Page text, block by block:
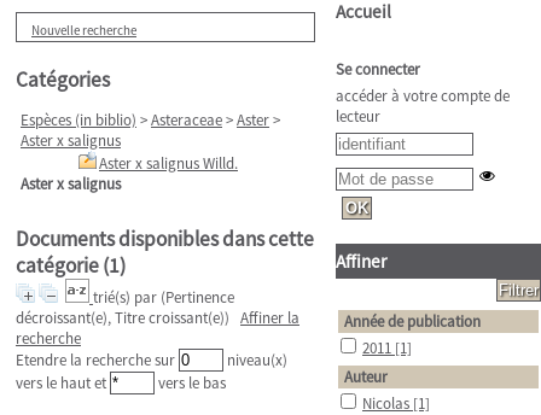
Nouvelle recherche
Catégories
Espèces (in biblio) >Asteraceae>Aster>
Aster x salignus
Aster x salignus Willd.
Aster x salignus
Documents disponibles dans cette
catégorie (1)
trié(s) par (Pertinence
décroissant(e), Titre croissant(e)) Affiner la
recherche
Etendre la recherche sur
niveau(x)
vers le haut et
vers le bas
Accueil
Se connecter
accéder à votre compte de
lecteur
Affiner
Année de publication
2011 [1]
Auteur
Nicolas [1]